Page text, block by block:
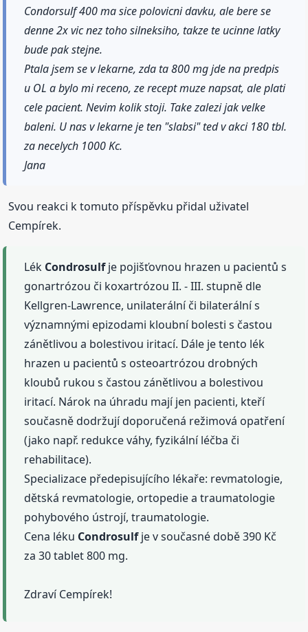
Condorsulf 400 ma sice polovicni davku, ale bere se
denne 2x vic nez toho silneksiho, takze te ucinne latky
bude pak stejne.
Ptala jsem se v lekarne, zda ta 800 mg jde na predpis
u OL a bylo mi receno, ze recept muze napsat, ale plati
cele pacient. Nevim kolik stoji. Take zalezi jak velke
baleni. U nas v lekarne je ten "slabsi" ted v akci 180 tbl.
za necelych 1000 Kc.
Jana
Svou reakci k tomuto příspěvku přidal uživatel
Cempírek.
Lék Condrosulfje pojišťovnou hrazen u pacientů s
gonartrózou či koxartrózou II. - III. stupně dle
Kellgren-Lawrence, unilaterální či bilaterální s
významnými epizodami kloubní bolesti s častou
zánětlivou a bolestivou iritací. Dále je tento lék
hrazen u pacientů s osteoartrózou drobných
kloubů rukou s častou zánětlivou a bolestivou
iritací. Nárok na úhradu mají jen pacienti, kteří
současně dodržují doporučená režimová opatření
(jako např. redukce váhy, fyzikální léčba či
rehabilitace).
Specializace předepisujícího lékaře: revmatologie,
dětská revmatologie, ortopedie a traumatologie
pohybového ústrojí, traumatologie.
Cena léku Condrosulfje v současné době 390 Kč
za 30 tablet 800 mg.
Zdraví Cempírek!